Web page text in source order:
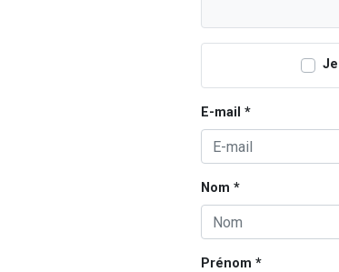
E-mail *
Nom *
Prénom *